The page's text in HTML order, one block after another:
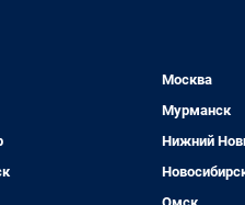
Москва
Мурманск
Нижний